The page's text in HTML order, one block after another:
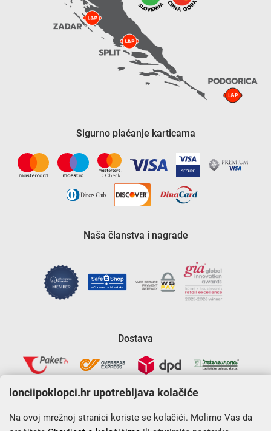
Sigurno plaćanje karticama
Naša članstva i nagrade
Dostava
lonciipoklopci.hr upotrebljava kolačiće
Na ovoj mrežnoj stranici koriste se kolačići. Molimo Vas da